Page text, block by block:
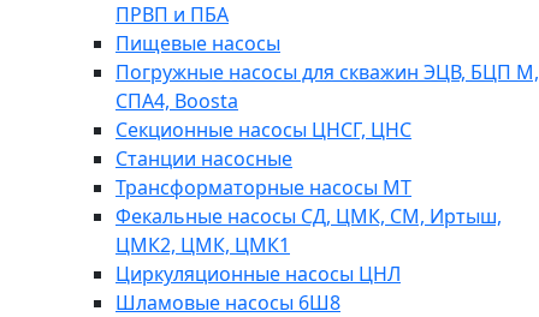
ПРВП и ПБА
Пищевые насосы
Погружные насосы для скважин ЭЦВ, БЦП М,
СПА4, Boosta
Секционные насосы ЦНСГ, ЦНС
Станции насосные
Трансформаторные насосы МТ
Фекальные насосы СД, ЦМК, СМ, Иртыш,
ЦМК2, ЦМК, ЦМК1
Циркуляционные насосы ЦНЛ
Шламовые насосы 6Ш8